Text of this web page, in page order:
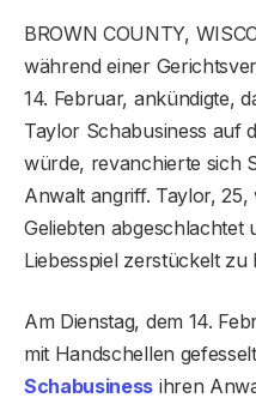
BROWN COUNTY,
während einer
14. Februar, ankündigte,
Taylor Schabusiness auf
würde, revanchierte sich
Anwalt angriff. Taylor,
Geliebten abgeschlachtet
Liebesspiel zerstückelt zu
Am Dienstag, dem 14.
mit Handschellen
Schabusiness ihren